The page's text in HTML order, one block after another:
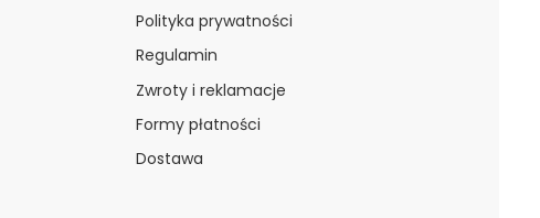
Polityka prywatności
Regulamin
Zwroty i reklamacje
Formy płatności
Dostawa